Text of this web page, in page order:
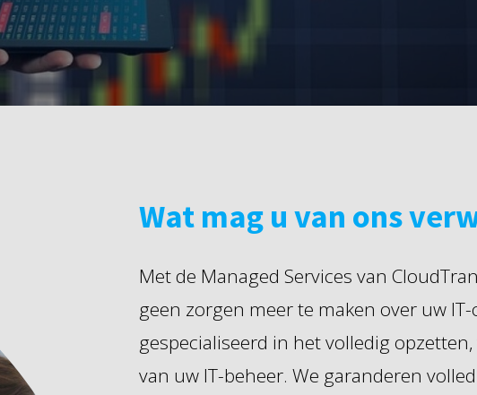
Wat mag u van ons
Met de Managed Services van
geen zorgen meer te maken over uw
gespecialiseerd in het volledig
van uw IT-beheer. We garanderen